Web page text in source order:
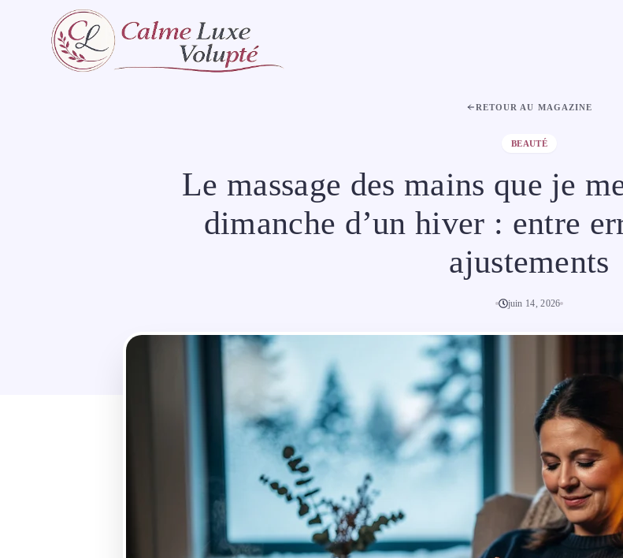
RETOUR AU MAGAZINE
BEAUTÉ
Le massage des mains que je
dimanche d’un hiver : entre
ajustements
juin 14, 2026